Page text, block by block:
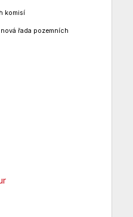
komisí
řada pozemních